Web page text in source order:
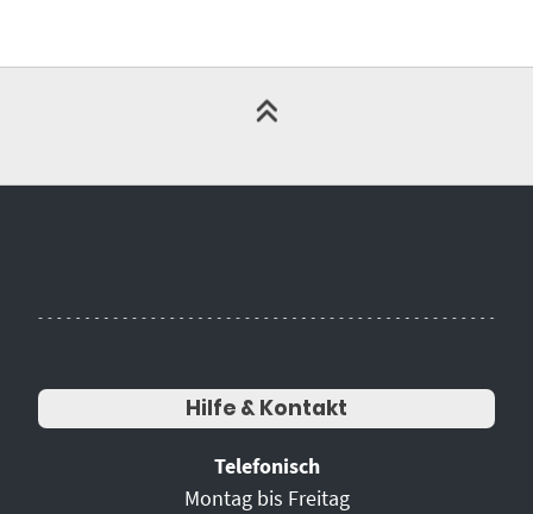
Hilfe & Kontakt
Telefonisch
Montag bis Freitag